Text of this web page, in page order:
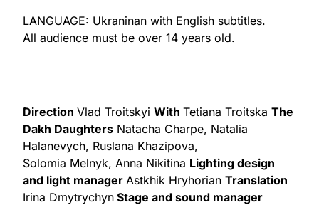
LANGUAGE: Ukraninan with English subtitles.
All audience must be over 14 years old.
Direction Vlad Troitskyi With Tetiana Troitska The
Dakh Daughters Natacha Charpe, Natalia
Halanevych, Ruslana Khazipova,
Solomia Melnyk, Anna Nikitina Lighting design
and light manager Astkhik Hryhorian Translation
Irina Dmytrychyn Stage and sound manager